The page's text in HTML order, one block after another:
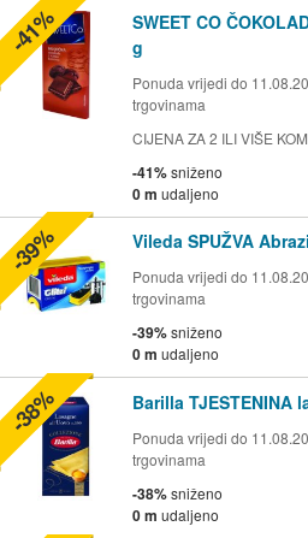
SWEET CO
g
Ponuda vrijedi do
trgovinama
CIJENA ZA 2 ILI VIŠE KOM
-41%sniženo
0 m udaljeno
-41%
Vileda SPUŽVA
Ponuda vrijedi do
trgovinama
-39%sniženo
0 m udaljeno
-39%
Barilla TJESTENINA
Ponuda vrijedi do
trgovinama
-38%sniženo
0 m udaljeno
-38%